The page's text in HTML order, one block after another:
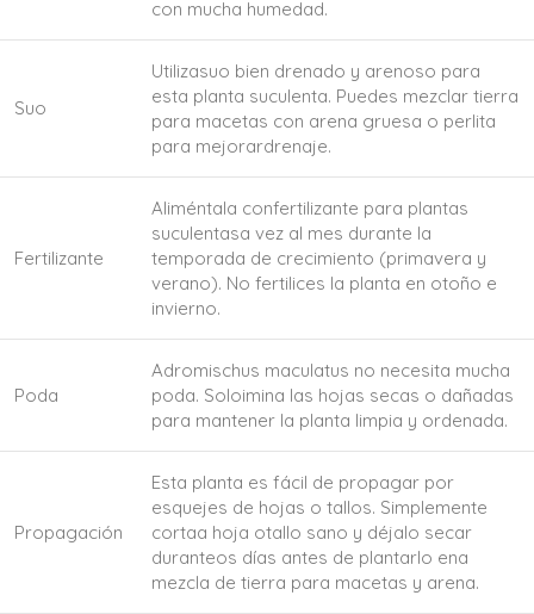
con mucha humedad.
Suo
Utilizasuo bien drenado y arenoso para
esta planta suculenta. Puedes mezclar tierra
para macetas con arena gruesa o perlita
para mejorardrenaje.
Fertilizante
Aliméntala confertilizante para plantas
suculentasa vez al mes durante la
temporada de crecimiento (primavera y
verano). No fertilices la planta en otoño e
invierno.
Poda
Adromischus maculatus no necesita mucha
poda. Soloimina las hojas secas o dañadas
para mantener la planta limpia y ordenada.
Propagación
Esta planta es fácil de propagar por
esquejes de hojas o tallos. Simplemente
cortaa hoja otallo sano y déjalo secar
duranteos días antes de plantarlo ena
mezcla de tierra para macetas y arena.